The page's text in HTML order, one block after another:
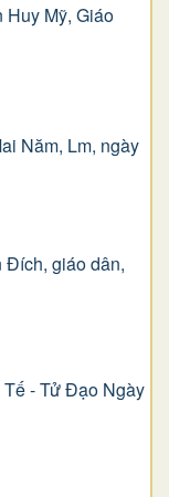
Mỹ, Giáo
Năm, Lm, ngày
Ðích, giáo dân,
- Tử Đạo Ngày